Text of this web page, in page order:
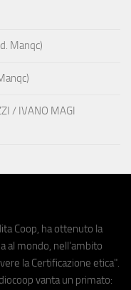
Manqc)
/ IVANO MAGI
Coop, ha ottenuto la
al mondo, nell'ambito
la Certificazione etica".
vanta un primato: